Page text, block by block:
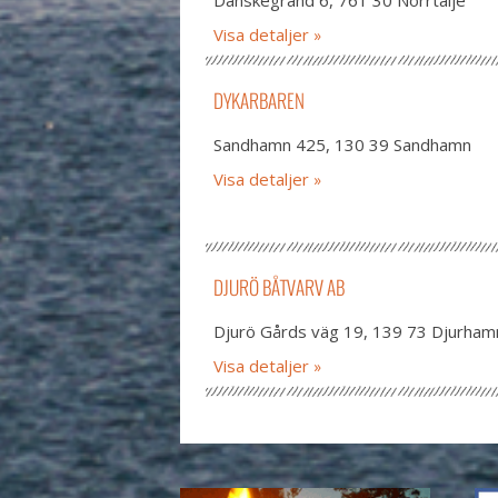
Visa detaljer
DYKARBAREN
Sandhamn 425, 130 39 Sandhamn
Visa detaljer
DJURÖ BÅTVARV AB
Djurö Gårds väg 19, 139 73
Visa detaljer